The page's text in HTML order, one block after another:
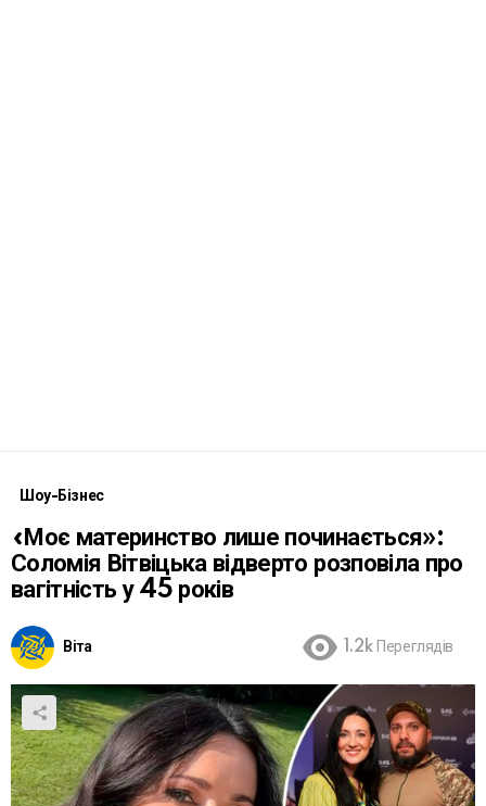
Шоу-Бізнес
«Моє материнство лише починається»:
Соломія Вітвіцька відверто розповіла про
вагітність у 45 років
Віта 1.2k Переглядів